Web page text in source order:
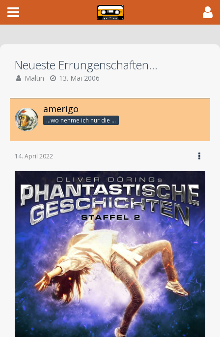
Neueste Errungenschaften...
Maltin 13. Mai 2006
amerigo
...wo nehme ich nur die Zeit her, so vieles nicht zu hören?
14. April 2022